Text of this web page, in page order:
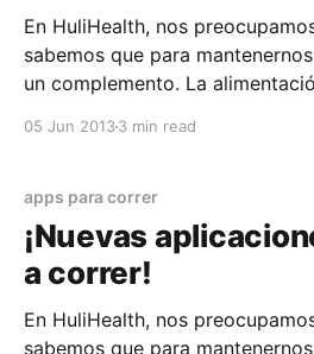
En HuliHealth, nos
sabemos que para
un complemento. La
me gustaría decir que me
05 Jun 20133 min read
apps para correr
¡Nuevas
a correr!
En HuliHealth, nos
sabemos que para